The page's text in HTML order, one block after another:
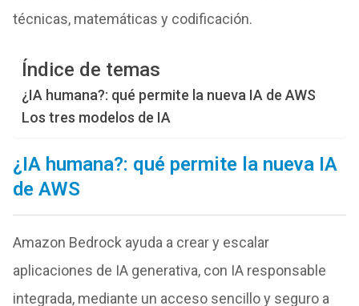
técnicas, matemáticas y codificación.
Índice de temas
¿IA humana?: qué permite la nueva IA de AWS
Los tres modelos de IA
¿IA humana?: qué permite la nueva IA
de AWS
Amazon Bedrock ayuda a crear y escalar
aplicaciones de IA generativa, con IA responsable
integrada, mediante un acceso sencillo y seguro a